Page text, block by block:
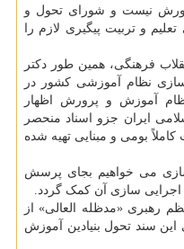
نیست و شورای تحول و
و تربیت پیگیری لازم را
فرهنگی، همین طور دکتر
نظام آموزشی کشور در
آموزش و پرورش اظهار
ایران جزو اسناد منحصر
بومی و مبنایی تهیه شده
می خواهیم بجای پرسش
اجرایی سازی آن کمک گردد.
رهبری «مدظله العالی» از
این سند تحول بنیادین آموزش